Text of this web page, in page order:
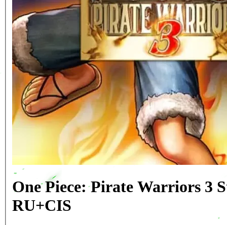
One Piece: Pirate Warriors 3
RU+CIS